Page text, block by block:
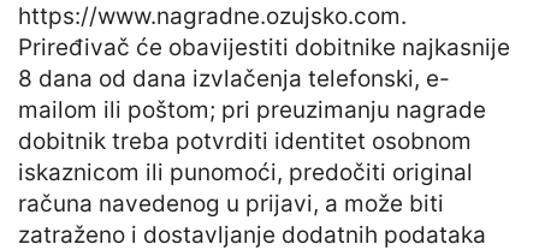
https://www.nagradne.ozujsko.com.
Priređivač će obavijestiti dobitnike najkasnije
8 dana od dana izvlačenja telefonski, e-
mailom ili poštom; pri preuzimanju nagrade
dobitnik treba potvrditi identitet osobnom
iskaznicom ili punomoći, predočiti original
računa navedenog u prijavi, a može biti
zatraženo i dostavljanje dodatnih podataka